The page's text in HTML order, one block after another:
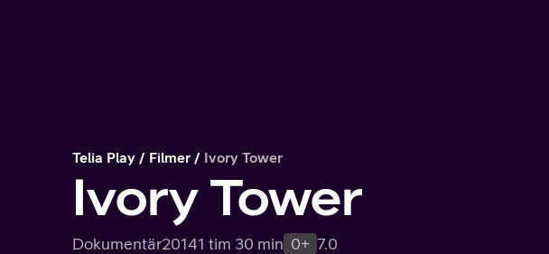
Telia Play Filmer Ivory Tower
Ivory Tower
Dokumentär20141 tim 30 min 0+ 7.0